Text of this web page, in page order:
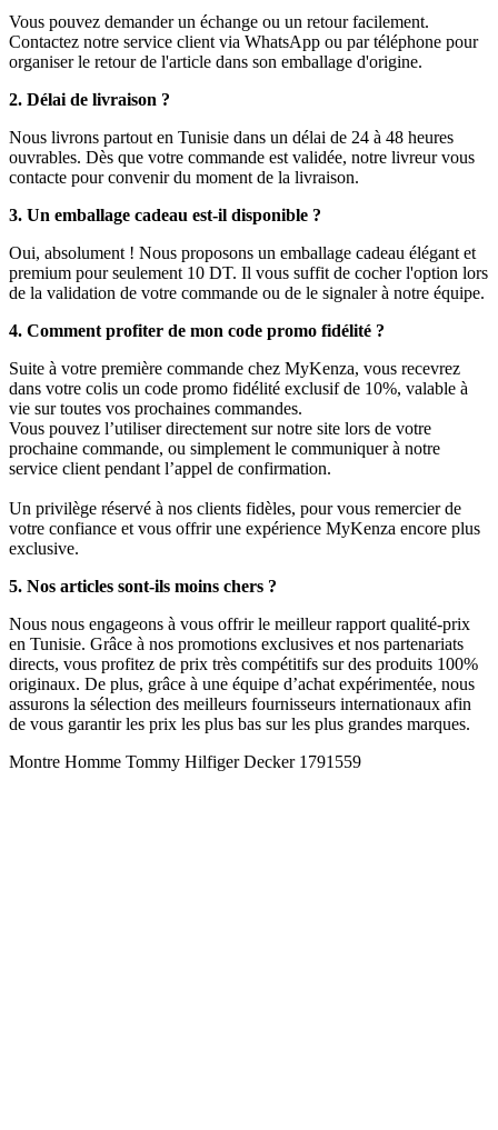
Vous pouvez demander un échange ou un retour facilement.
Contactez notre service client via WhatsApp ou par téléphone pour
organiser le retour de l'article dans son emballage d'origine.
2. Délai de livraison ?
Nous livrons partout en Tunisie dans un délai de 24 à 48 heures
ouvrables. Dès que votre commande est validée, notre livreur vous
contacte pour convenir du moment de la livraison.
3. Un emballage cadeau est-il disponible ?
Oui, absolument ! Nous proposons un emballage cadeau élégant et
premium pour seulement 10 DT. Il vous suffit de cocher l'option lors
de la validation de votre commande ou de le signaler à notre équipe.
4. Comment profiter de mon code promo fidélité ?
Suite à votre première commande chez MyKenza, vous recevrez
dans votre colis un code promo fidélité exclusif de 10%, valable à
vie sur toutes vos prochaines commandes.
Vous pouvez l’utiliser directement sur notre site lors de votre
prochaine commande, ou simplement le communiquer à notre
service client pendant l’appel de confirmation.
Un privilège réservé à nos clients fidèles, pour vous remercier de
votre confiance et vous offrir une expérience MyKenza encore plus
exclusive.
5. Nos articles sont-ils moins chers ?
Nous nous engageons à vous offrir le meilleur rapport qualité-prix
en Tunisie. Grâce à nos promotions exclusives et nos partenariats
directs, vous profitez de prix très compétitifs sur des produits 100%
originaux. De plus, grâce à une équipe d’achat expérimentée, nous
assurons la sélection des meilleurs fournisseurs internationaux afin
de vous garantir les prix les plus bas sur les plus grandes marques.
Montre Homme Tommy Hilfiger Decker 1791559